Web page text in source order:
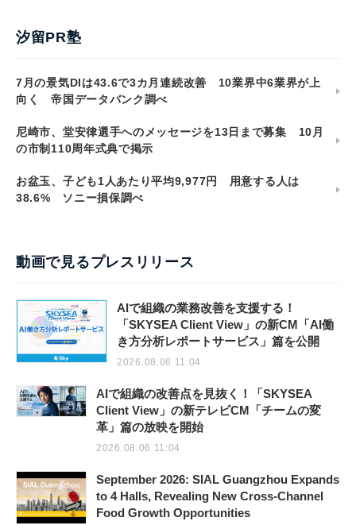
汐留PR塾
7月の景気DIは43.6で3カ月連続改善 10業界中6業界が上
向く 帝国データバンク調べ
尼崎市、堂安律選手へのメッセージを13日まで募集 10月
の市制110周年式典で掲示
お盆玉、子ども1人あたり平均9,977円 用意する人は
38.6% ソニー損保調べ
動画で見るプレスリリース
AIで組織の業務改善を支援する！
「SKYSEA Client View」の新CM「AI働
き方分析レポートサービス」篇を公開
2026.08.06 11:04
AIで組織の改善点を見抜く！「SKYSEA
Client View」の新テレビCM「チームの変
革」篇の放映を開始
2026.08.06 11:04
September 2026: SIAL Guangzhou Expands
to 4 Halls, Revealing New Cross-Channel
Food Growth Opportunities